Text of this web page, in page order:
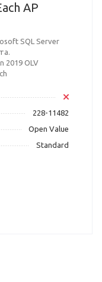
AP
SQL Server
2019 OLV
228-11482
Open Value
Standard